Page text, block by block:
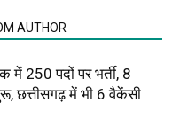
AUTHOR
250 पदों पर भर्ती, 8
छत्तीसगढ़ में भी 6 वैकेंसी